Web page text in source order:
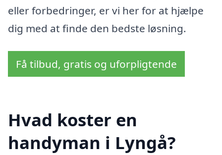
eller forbedringer, er vi her for at hjælpe
dig med at finde den bedste løsning.
Få tilbud, gratis og uforpligtende
Hvad koster en
handyman i Lyngå?